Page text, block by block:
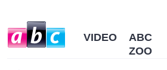
VIDEO
ABC
ZOO